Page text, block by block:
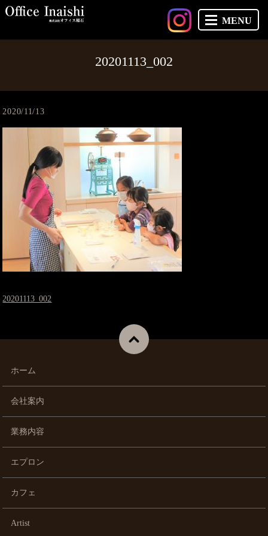
MENU
20201113_002
2020/11/13
20201113_002
ホーム
会社案内
業務内容
エプロン
カフェ
Artist